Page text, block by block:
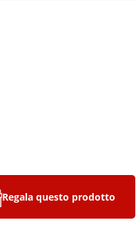
Regala questo prodotto